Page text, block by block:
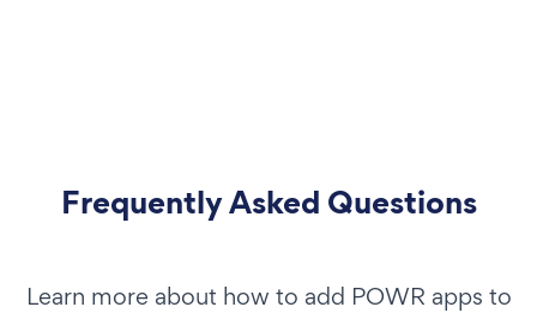
Frequently Asked Questions
Learn more about how to add POWR apps to